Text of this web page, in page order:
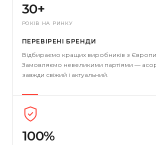
30+
РОКІВ НА РИНКУ
ПЕРЕВІРЕНІ БРЕНДИ
Відбираємо кращих виробників з
Замовляємо невеликими партіями —
завжди свіжий і актуальний.
100%